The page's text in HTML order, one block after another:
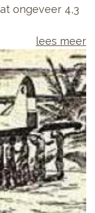
ongeveer 4,3
lees meer